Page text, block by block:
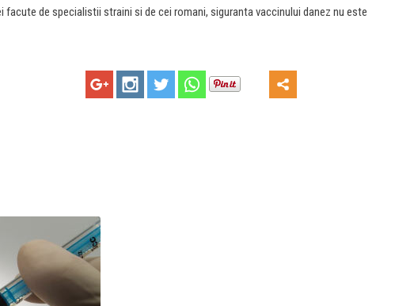
facute de specialistii straini si de cei romani, siguranta vaccinului danez nu este